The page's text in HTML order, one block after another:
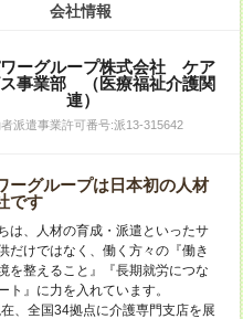
会社情報
ーグループ株式会社 ケア
事業部 （医療福祉介護関
連）
派遣事業許可番号:派13-315642
ーグループは⽇本初の⼈材
です
は、人材の育成・派遣といったサ
だけではなく、働く方々の『働き
を整えること』『長期就労につな
ト』に力を入れています。
、全国34拠点に介護専門支店を展